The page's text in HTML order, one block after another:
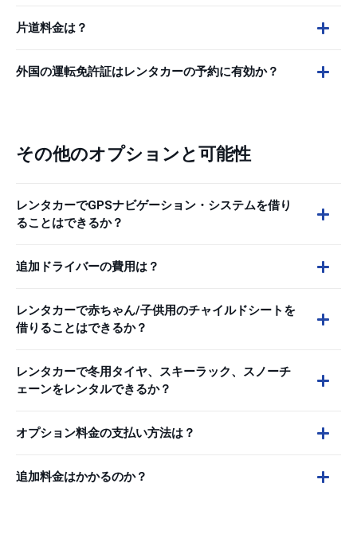
片道料金は？
外国の運転免許証はレンタカーの予約に有効か？
その他のオプションと可能性
レンタカーでGPSナビゲーション・システムを借り
ることはできるか？
追加ドライバーの費用は？
レンタカーで赤ちゃん/子供用のチャイルドシートを
借りることはできるか？
レンタカーで冬用タイヤ、スキーラック、スノーチ
ェーンをレンタルできるか？
オプション料金の支払い方法は？
追加料金はかかるのか？